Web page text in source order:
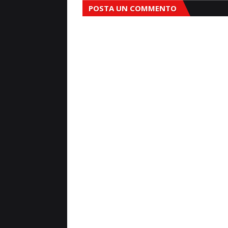
POSTA UN COMMENTO